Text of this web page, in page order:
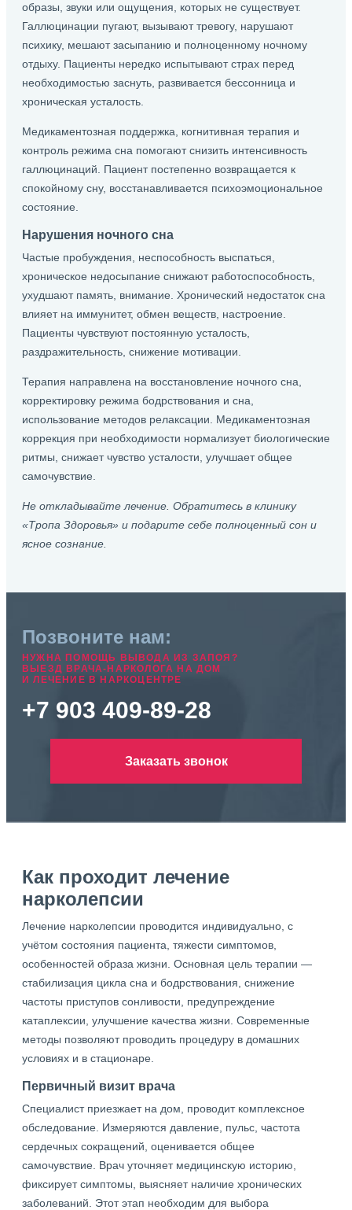
образы, звуки или ощущения, которых не существует.
Галлюцинации пугают, вызывают тревогу, нарушают
психику, мешают засыпанию и полноценному ночному
отдыху. Пациенты нередко испытывают страх перед
необходимостью заснуть, развивается бессонница и
хроническая усталость.
Медикаментозная поддержка, когнитивная терапия и
контроль режима сна помогают снизить интенсивность
галлюцинаций. Пациент постепенно возвращается к
спокойному сну, восстанавливается психоэмоциональное
состояние.
Нарушения ночного сна
Частые пробуждения, неспособность выспаться,
хроническое недосыпание снижают работоспособность,
ухудшают память, внимание. Хронический недостаток сна
влияет на иммунитет, обмен веществ, настроение.
Пациенты чувствуют постоянную усталость,
раздражительность, снижение мотивации.
Терапия направлена на восстановление ночного сна,
корректировку режима бодрствования и сна,
использование методов релаксации. Медикаментозная
коррекция при необходимости нормализует биологические
ритмы, снижает чувство усталости, улучшает общее
самочувствие.
Не откладывайте лечение. Обратитесь в клинику
«Тропа Здоровья» и подарите себе полноценный сон и
ясное сознание.
Позвоните нам:
НУЖНА ПОМОЩЬ ВЫВОДА ИЗ ЗАПОЯ?
ВЫЕЗД ВРАЧА-НАРКОЛОГА НА ДОМ
И ЛЕЧЕНИЕ В НАРКОЦЕНТРЕ
+7 903 409-89-28
Заказать звонок
Как проходит лечение
нарколепсии
Лечение нарколепсии проводится индивидуально, с
учётом состояния пациента, тяжести симптомов,
особенностей образа жизни. Основная цель терапии —
стабилизация цикла сна и бодрствования, снижение
частоты приступов сонливости, предупреждение
катаплексии, улучшение качества жизни. Современные
методы позволяют проводить процедуру в домашних
условиях и в стационаре.
Первичный визит врача
Специалист приезжает на дом, проводит комплексное
обследование. Измеряются давление, пульс, частота
сердечных сокращений, оценивается общее
самочувствие. Врач уточняет медицинскую историю,
фиксирует симптомы, выясняет наличие хронических
заболеваний. Этот этап необходим для выбора